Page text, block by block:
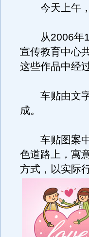
今天上午，“
从2006年12
宣传教育中心
这些作品中经
车贴由文字
成。
车贴图案中
色道路上，寓
方式，以实际